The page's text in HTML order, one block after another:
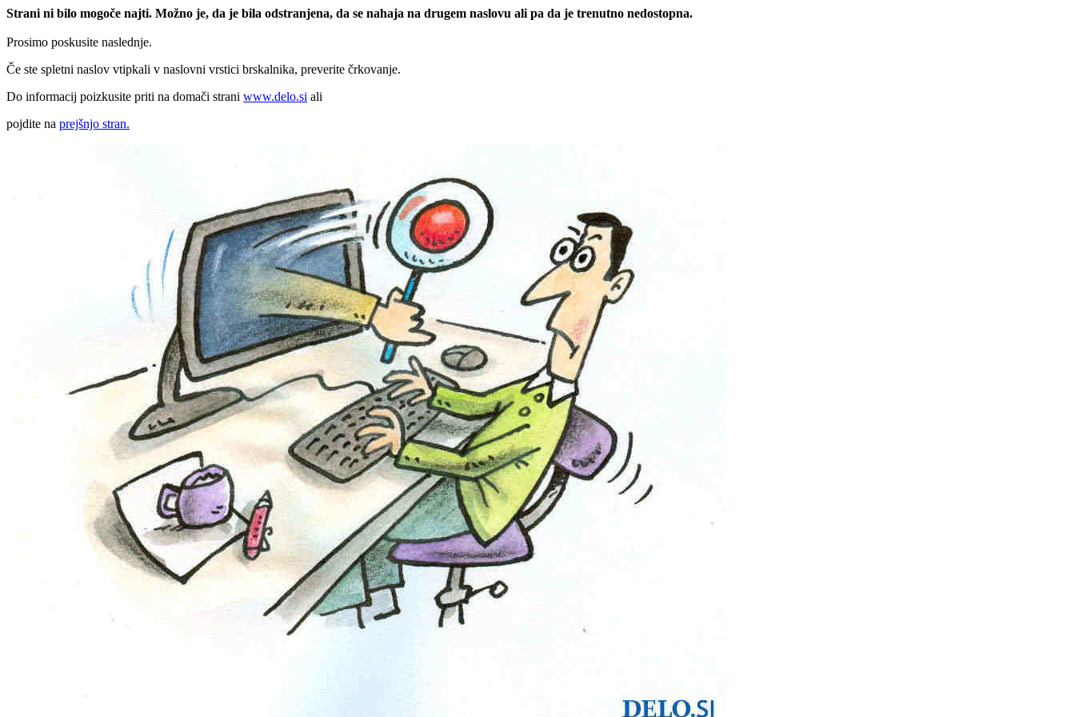
Strani ni bilo mogoče najti. Možno je, da je bila odstranjena, da se nahaja na drugem naslovu ali pa da je trenutno nedostopna.
Prosimo poskusite naslednje.
Če ste spletni naslov vtipkali v naslovni vrstici brskalnika, preverite črkovanje.
Do informacij poizkusite priti na domači strani www.delo.si ali
pojdite na prejšnjo stran.